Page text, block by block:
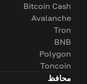
Bitcoin Cash
Avalanche
Tron
BNB
Polygon
Toncoin
محافظ